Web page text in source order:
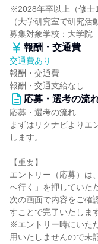
※2028年卒以上（修士1
（大学研究室で研究活
募集対象学校：大学院
報酬・交通費
交通費あり
報酬・交通費
報酬・交通支給なし
応募・選考の流
応募・選考の流れ
まずはリクナビよりエ
します。
【重要】
エントリー（応募）は
へ行く」を押していた
次の画面で内容をご確
すことで完了いたしま
※エントリー時にいた
用いたしませんので未